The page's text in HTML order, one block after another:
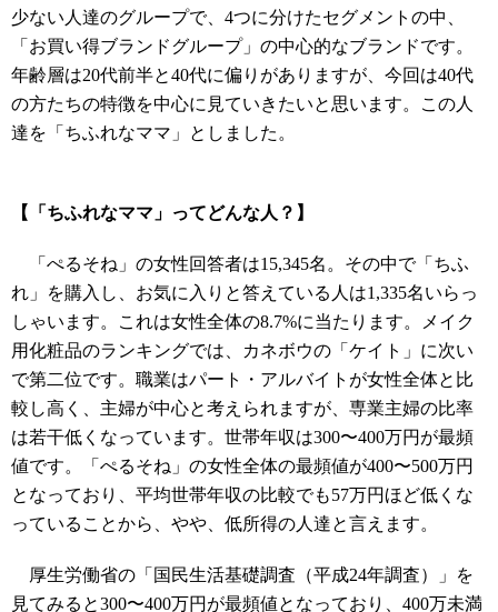
少ない人達のグループで、4つに分けたセグメントの中、
「お買い得ブランドグループ」の中心的なブランドです。
年齢層は20代前半と40代に偏りがありますが、今回は40代
の方たちの特徴を中心に見ていきたいと思います。この人
達を「ちふれなママ」としました。
【「ちふれなママ」ってどんな人？】
「ぺるそね」の女性回答者は15,345名。その中で「ちふ
れ」を購入し、お気に入りと答えている人は1,335名いらっ
しゃいます。これは女性全体の8.7%に当たります。メイク
用化粧品のランキングでは、カネボウの「ケイト」に次い
で第二位です。職業はパート・アルバイトが女性全体と比
較し高く、主婦が中心と考えられますが、専業主婦の比率
は若干低くなっています。世帯年収は300〜400万円が最頻
値です。「ぺるそね」の女性全体の最頻値が400〜500万円
となっており、平均世帯年収の比較でも57万円ほど低くな
っていることから、やや、低所得の人達と言えます。
厚生労働省の「国民生活基礎調査（平成24年調査）」を
見てみると300〜400万円が最頻値となっており、400万未満